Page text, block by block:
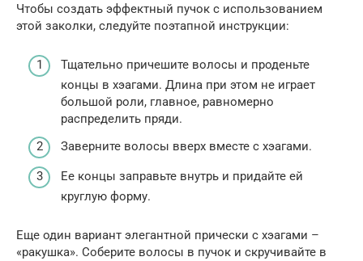
Чтобы создать эффектный пучок с использованием
этой заколки, следуйте поэтапной инструкции:
Тщательно причешите волосы и проденьте
концы в хэагами. Длина при этом не играет
большой роли, главное, равномерно
распределить пряди.
Заверните волосы вверх вместе с хэагами.
Ее концы заправьте внутрь и придайте ей
круглую форму.
Еще один вариант элегантной прически с хэагами –
«ракушка». Соберите волосы в пучок и скручивайте в